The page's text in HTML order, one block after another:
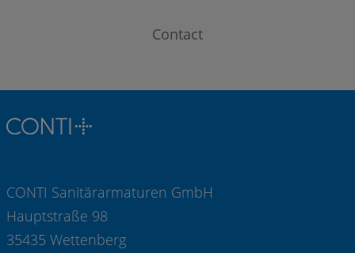
Contact
CONTI Sanitärarmaturen GmbH
Hauptstraße 98
35435 Wettenberg